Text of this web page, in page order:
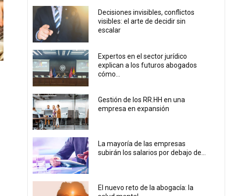
Decisiones invisibles, conflictos
visibles: el arte de decidir sin
escalar
Expertos en el sector jurídico
explican a los futuros abogados
cómo...
Gestión de los RR.HH en una
empresa en expansión
La mayoría de las empresas
subirán los salarios por debajo de...
El nuevo reto de la abogacía: la